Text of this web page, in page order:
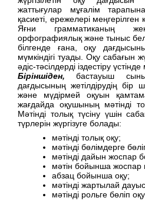
жаттығулар мұғалім
қасиеті, ережелері
Яғни грамматиканың
орфографиялық және тыныс
білгенде ғана, оқу
мүмкіндігі туады. Оқу сабағын
әдіс-тәсілдерді іздестіру
Біріншіден, бастауыш
дағдысының жетілдірудің
және мүдірмей оқуын
жағдайда оқушының мәтінді
Мәтінді толық түсіну үшін
түрлерін жүргізуге болады:
мәтінді толық оқу;
мәтінді бөлімдерге
мәтінді дайын жоспар
мәтін бойынша жоспар
абзац бойынша оқу;
мәтінді жартылай
мәтінді рольге бөліп